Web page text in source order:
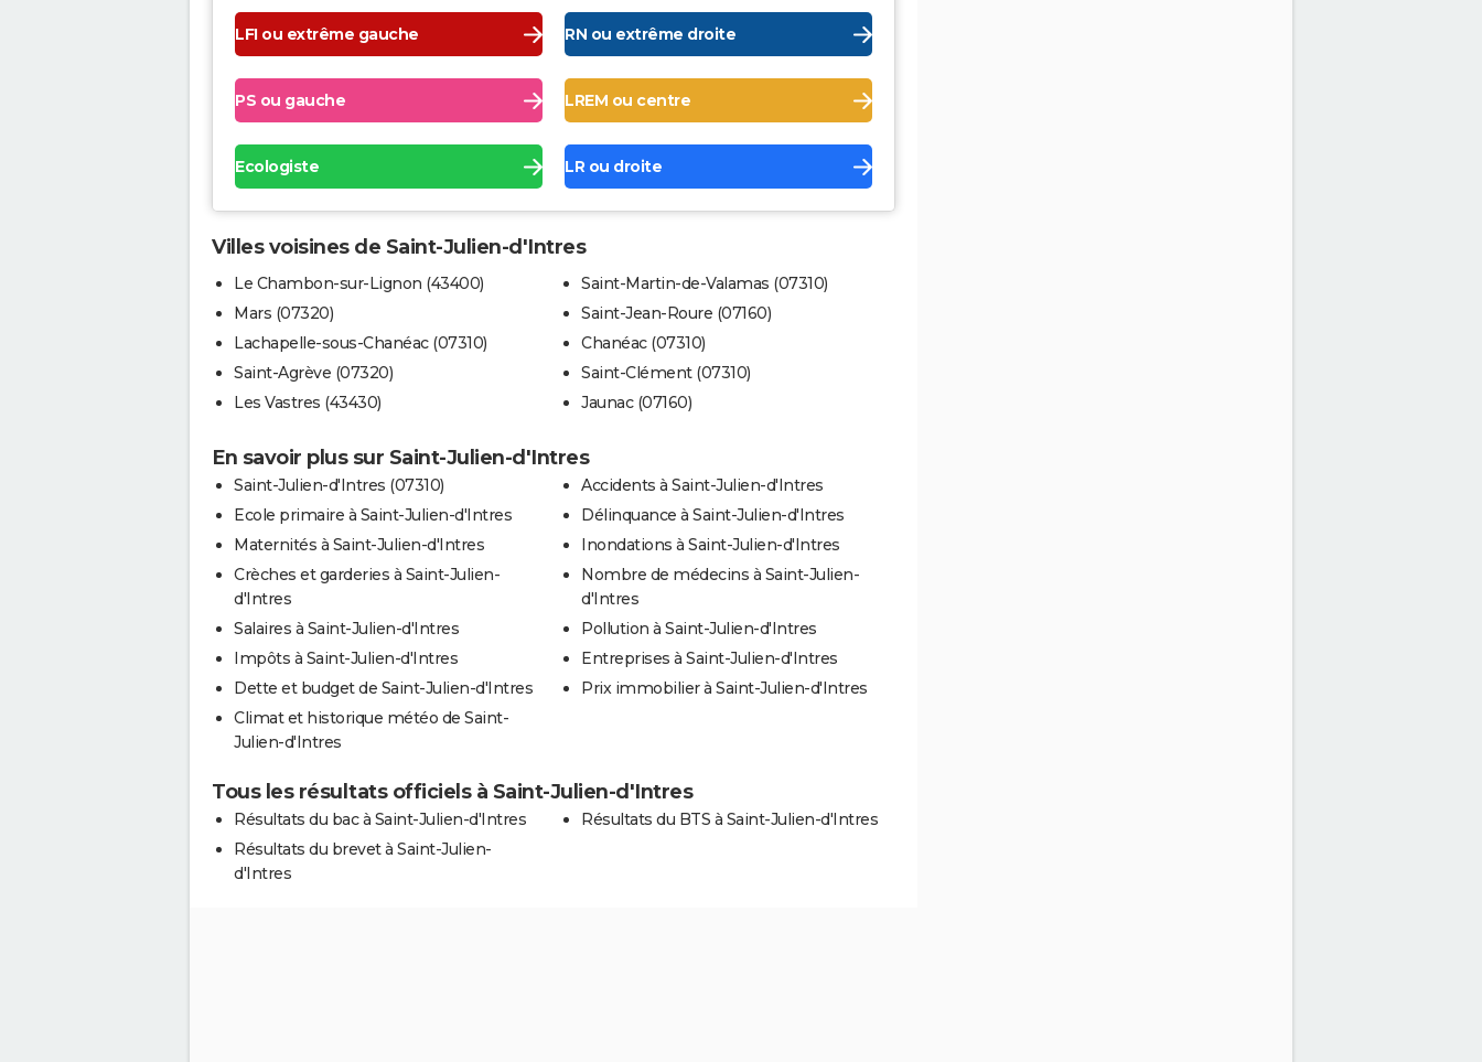
LFI ou extrême gauche RN ou extrême droite
PS ou gauche LREM ou centre
Ecologiste LR ou droite
Villes voisines de Saint-Julien-d'Intres
Le Chambon-sur-Lignon (43400)
Mars (07320)
Lachapelle-sous-Chanéac (07310)
Saint-Agrève (07320)
Les Vastres (43430)
Saint-Martin-de-Valamas (07310)
Saint-Jean-Roure (07160)
Chanéac (07310)
Saint-Clément (07310)
Jaunac (07160)
En savoir plus sur Saint-Julien-d'Intres
Saint-Julien-d'Intres (07310)
Ecole primaire à Saint-Julien-d'Intres
Maternités à Saint-Julien-d'Intres
Crèches et garderies à Saint-Julien-
d'Intres
Salaires à Saint-Julien-d'Intres
Impôts à Saint-Julien-d'Intres
Dette et budget de Saint-Julien-d'Intres
Climat et historique météo de Saint-
Julien-d'Intres
Accidents à Saint-Julien-d'Intres
Délinquance à Saint-Julien-d'Intres
Inondations à Saint-Julien-d'Intres
Nombre de médecins à Saint-Julien-
d'Intres
Pollution à Saint-Julien-d'Intres
Entreprises à Saint-Julien-d'Intres
Prix immobilier à Saint-Julien-d'Intres
Tous les résultats officiels à Saint-Julien-d'Intres
Résultats du bac à Saint-Julien-d'Intres
Résultats du brevet à Saint-Julien-
d'Intres
Résultats du BTS à Saint-Julien-d'Intres